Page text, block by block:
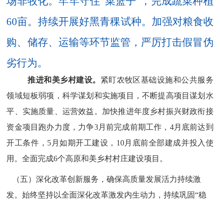
60亩。持续开展好黑青稞试种。加强对粮食收
购、储存、运输等环节监管，严厉打击假冒伪
劣行为。
推进和美乡村建设。 紧盯农牧区基础设施和公共服务
领域短板弱项 ，科学谋划和实施项目，不断提高项目谋划水
平、实施质量、运营效益。 加快推进年度乡村振兴财政衔接
资金项目 跑办力度，力争3月前完成前期工作， 4月底前达到
开工条件， 5 月如期开工建设， 10月底前全部建成并投入使
用。全面完成6个高原和美乡村村庄建设项目 。
（五）深化改革创新服务，确保高质量发展活力持续激
发。始终坚持以全面深化改革激发内生动力，持续巩固“稳